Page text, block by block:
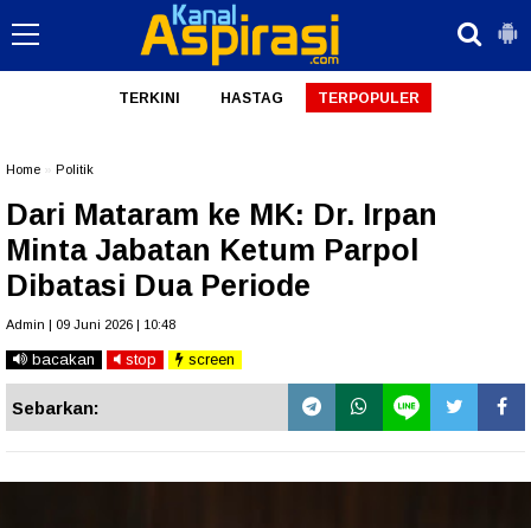
TERKINI HASTAG TERPOPULER
Home Politik
Dari Mataram ke MK: Dr. Irpan
Minta Jabatan Ketum Parpol
Dibatasi Dua Periode
Admin | 09 Juni 2026 | 10:48
bacakan stop screen
Sebarkan: